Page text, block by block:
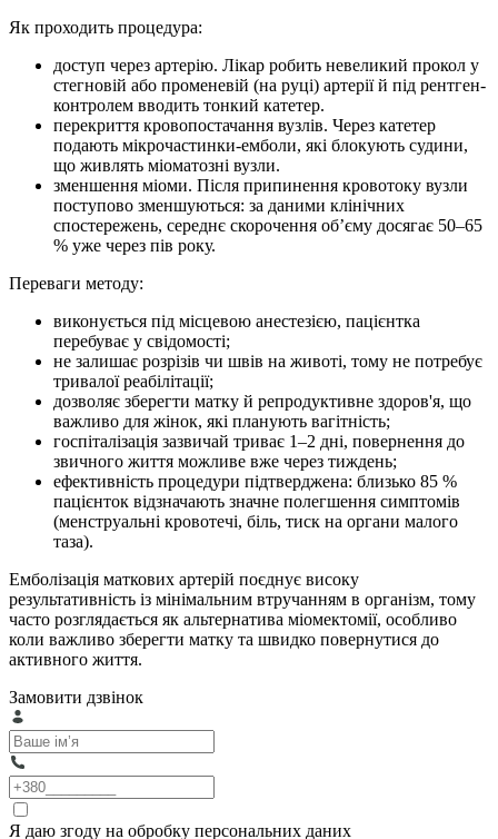
Як проходить процедура:
доступ через артерію. Лікар робить невеликий прокол у
стегновій або променевій (на руці) артерії й під рентген-
контролем вводить тонкий катетер.
перекриття кровопостачання вузлів. Через катетер
подають мікрочастинки-емболи, які блокують судини,
що живлять міоматозні вузли.
зменшення міоми. Після припинення кровотоку вузли
поступово зменшуються: за даними клінічних
спостережень, середнє скорочення об’єму досягає 50–65
% уже через пів року.
Переваги методу:
виконується під місцевою анестезією, пацієнтка
перебуває у свідомості;
не залишає розрізів чи швів на животі, тому не потребує
тривалої реабілітації;
дозволяє зберегти матку й репродуктивне здоров'я, що
важливо для жінок, які планують вагітність;
госпіталізація зазвичай триває 1–2 дні, повернення до
звичного життя можливе вже через тиждень;
ефективність процедури підтверджена: близько 85 %
пацієнток відзначають значне полегшення симптомів
(менструальні кровотечі, біль, тиск на органи малого
таза).
Емболізація маткових артерій поєднує високу
результативність із мінімальним втручанням в організм, тому
часто розглядається як альтернатива міомектомії, особливо
коли важливо зберегти матку та швидко повернутися до
активного життя.
Замовити дзвінок
Я даю згоду на обробку персональних даних